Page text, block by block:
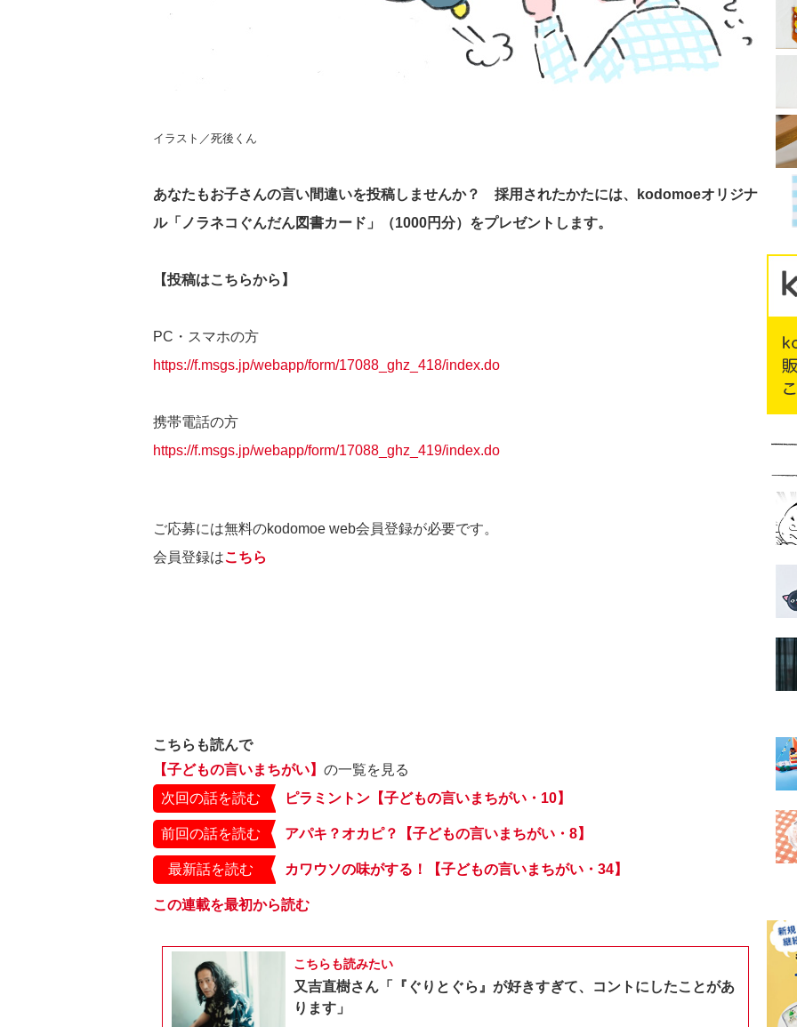
イラスト／死後くん
あなたもお子さんの言い間違いを投稿しませんか？ 採用されたかたには、kodomoeオリジナ
ル「ノラネコぐんだん図書カード」（1000円分）をプレゼントします。
【投稿はこちらから】
PC・スマホの方
https://f.msgs.jp/webapp/form/17088_ghz_418/index.do
携帯電話の方
https://f.msgs.jp/webapp/form/17088_ghz_419/index.do
ご応募には無料のkodomoe web会員登録が必要です。
会員登録はこちら
こちらも読んで
【子どもの言いまちがい】 の一覧を見る
次回の話を読む
ピラミントン【子どもの言いまちがい・10】
前回の話を読む アパキ？オカピ？【子どもの言いまちがい・8】
最新話を読む カワウソの味がする！【子どもの言いまちがい・34】
この連載を最初から読む
こちらも読みたい
又吉直樹さん「『ぐりとぐら』が好きすぎて、コントにしたことがあ
ります」